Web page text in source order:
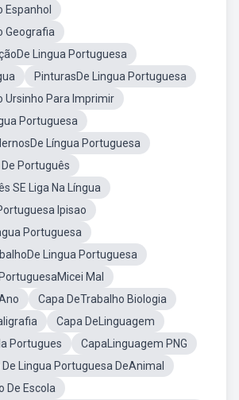
Espanhol
Geografia
Lingua Portuguesa
PinturasDe Lingua Portuguesa
Ursinho Para Imprimir
Portuguesa
Língua Portuguesa
Português
SE Liga Na Língua
Ipisao
Portuguesa
Lingua Portuguesa
Mal
Capa DeTrabalho Biologia
Capa DeLinguagem
Portugues
CapaLinguagem PNG
De Lingua Portuguesa DeAnimal
De Escola